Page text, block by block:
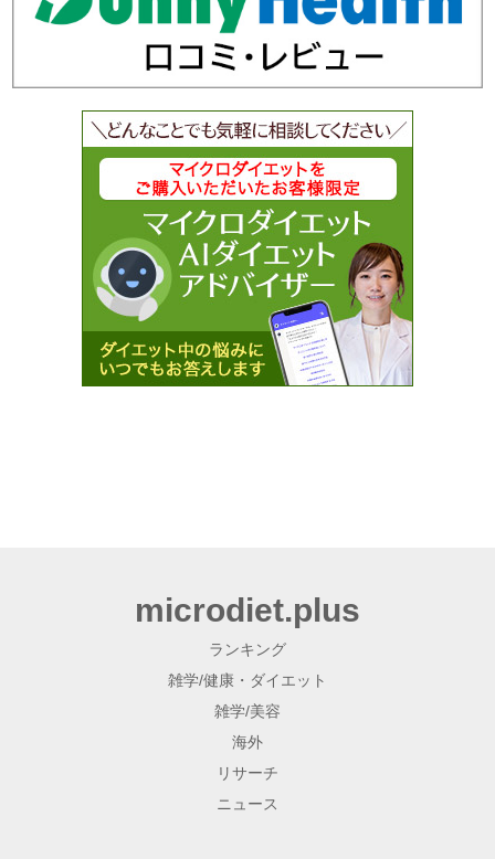
microdiet.plus
ランキング
雑学/健康・ダイエット
雑学/美容
海外
リサーチ
ニュース